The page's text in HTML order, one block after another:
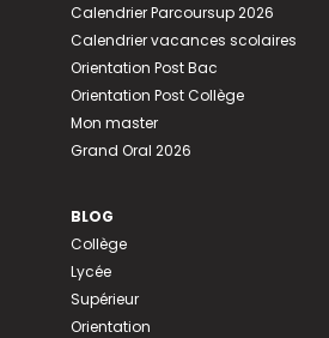
Calendrier Parcoursup 2026
Calendrier vacances scolaires
Orientation Post Bac
Orientation Post Collège
Mon master
Grand Oral 2026
BLOG
Collège
Lycée
Supérieur
Orientation